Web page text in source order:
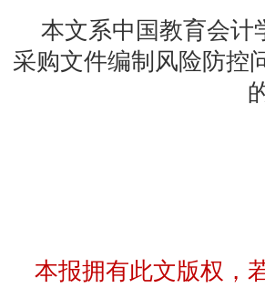
本文系中国教育会计
采购文件编制风险防控
本报拥有此文版权，